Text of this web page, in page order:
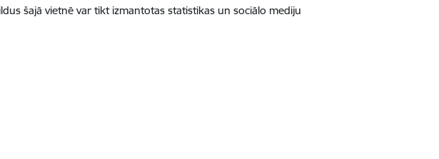
šajā vietnē var tikt izmantotas statistikas un sociālo mediju